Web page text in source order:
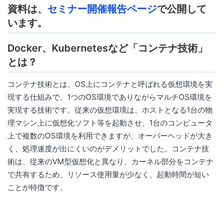
資料は、 セミナー開催報告ページで公開して
います。
Docker、Kubernetesなど「コンテナ技術」
とは？
コンテナ技術とは、OS上にコンテナと呼ばれる仮想環境を実
現する仕組みで、1つのOS環境でありながらマルチOS環境を
実現する技術です。従来の仮想環境は、ホストとなる1台の物
理マシン上に仮想化ソフト等を起動させ、1台のコンピュータ
上で複数のOS環境を利用できますが、オーバーヘッドが大き
く、処理速度が出にくいのがデメリットでした。コンテナ技
術は、従来のVM型仮想化と異なり、カーネル部分をコンテナ
で共有するため、リソース使用量が少なく、起動時間が短い
ことが特徴です。